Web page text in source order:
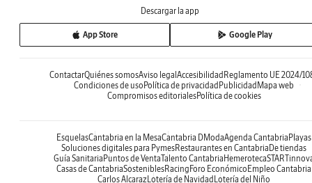
Descargar la app
App Store Google Play
ContactarQuiénes somosAviso legalAccesibilidadReglamento UE 2024/
Condiciones de usoPolítica de privacidadPublicidadMapa web
Compromisos editorialesPolítica de cookies
EsquelasCantabria en la MesaCantabria DModaAgenda CantabriaPlayas
Soluciones digitales para PymesRestaurantes en CantabriaDe tiendas
Guía SanitariaPuntos de VentaTalento CantabriaHemeroteca
Casas de CantabriaSosteniblesRacingForo EconómicoEmpleo Cantabria
Carlos AlcarazLotería de NavidadLotería del Niño